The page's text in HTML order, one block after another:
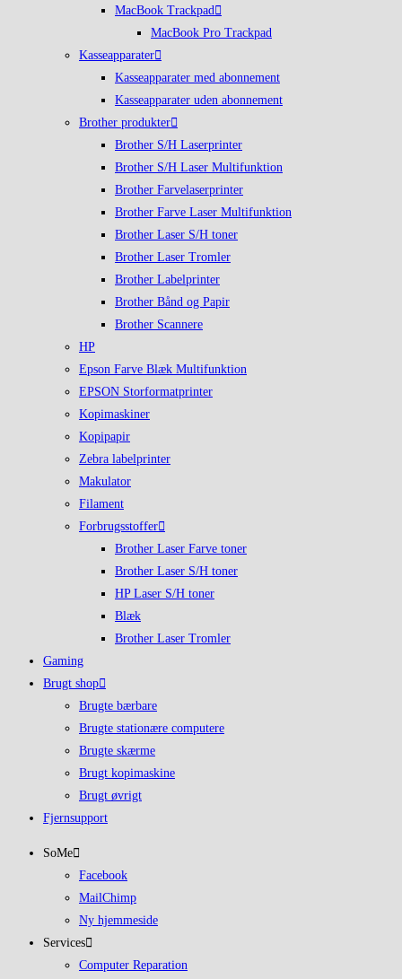
MacBook Trackpad
MacBook Pro Trackpad
Kasseapparater
Kasseapparater med abonnement
Kasseapparater uden abonnement
Brother produkter
Brother S/H Laserprinter
Brother S/H Laser Multifunktion
Brother Farvelaserprinter
Brother Farve Laser Multifunktion
Brother Laser S/H toner
Brother Laser Tromler
Brother Labelprinter
Brother Bånd og Papir
Brother Scannere
HP
Epson Farve Blæk Multifunktion
EPSON Storformatprinter
Kopimaskiner
Kopipapir
Zebra labelprinter
Makulator
Filament
Forbrugsstoffer
Brother Laser Farve toner
Brother Laser S/H toner
HP Laser S/H toner
Blæk
Brother Laser Tromler
Gaming
Brugt shop
Brugte bærbare
Brugte stationære computere
Brugte skærme
Brugt kopimaskine
Brugt øvrigt
Fjernsupport
SoMe
Facebook
MailChimp
Ny hjemmeside
Services
Computer Reparation